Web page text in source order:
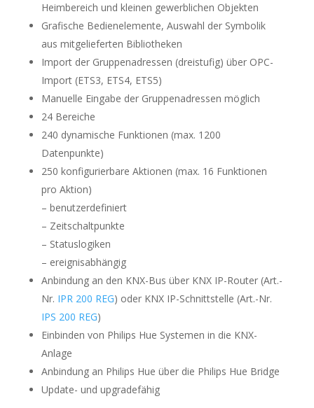
Heimbereich und kleinen gewerblichen Objekten
Grafische Bedienelemente, Auswahl der Symbolik
aus mitgelieferten Bibliotheken
Import der Gruppenadressen (dreistufig) über OPC-
Import (ETS3, ETS4, ETS5)
Manuelle Eingabe der Gruppenadressen möglich
24 Bereiche
240 dynamische Funktionen (max. 1200
Datenpunkte)
250 konfigurierbare Aktionen (max. 16 Funktionen
pro Aktion)
– benutzerdefiniert
– Zeitschaltpunkte
– Statuslogiken
– ereignisabhängig
Anbindung an den KNX-Bus über KNX IP-Router (Art.-
Nr. IPR 200 REG) oder KNX IP-Schnittstelle (Art.-Nr.
IPS 200 REG)
Einbinden von Philips Hue Systemen in die KNX-
Anlage
Anbindung an Philips Hue über die Philips Hue Bridge
Update- und upgradefähig